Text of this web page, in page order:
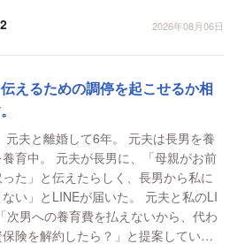
2 2026年08月06日
えるための調停を起こせるか相
元夫と離婚して6年。 元夫は長男を養
育中。 元夫が長男に、「母親がお前
た」と伝えたらしく、長男から私に
とLINEが届いた。 元夫と私のLI
次男への養育費を払えないから、代わ
険を解約したら？」と提案している